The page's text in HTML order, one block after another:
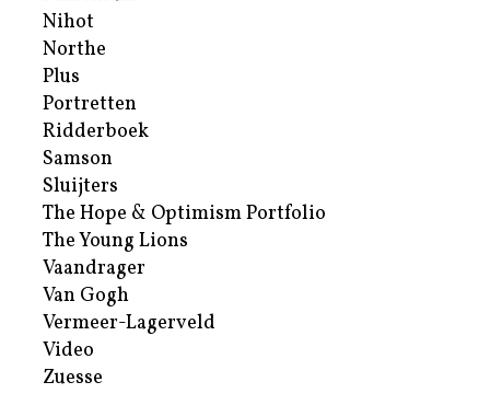
Nihot
Northe
Plus
Portretten
Ridderboek
Samson
Sluijters
The Hope & Optimism Portfolio
The Young Lions
Vaandrager
Van Gogh
Vermeer-Lagerveld
Video
Zuesse